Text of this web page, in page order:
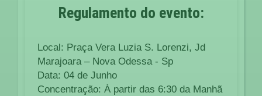
Regulamento do evento:
Local: Praça Vera Luzia S. Lorenzi, Jd
Marajoara – Nova Odessa - Sp
Data: 04 de Junho
Concentração: À partir das 6:30 da Manhã